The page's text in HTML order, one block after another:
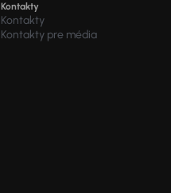
Kontakty
Kontakty
Kontakty pre média